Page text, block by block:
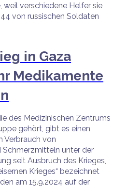
weil verschiedene Helfer sie
von russischen Soldaten
in Gaza
Medikamente
des Medizinischen Zentrums
gehört, gibt es einen
Verbrauch von
Schmerzmitteln unter der
seit Ausbruch des Krieges,
Krieges“ bezeichnet
am 15.9.2024 auf der